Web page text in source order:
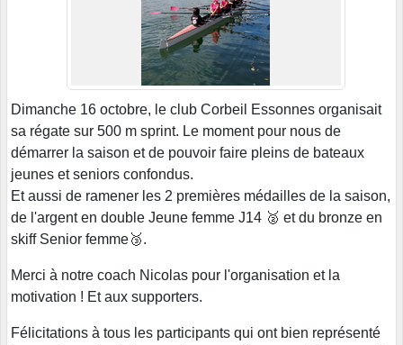
Dimanche 16 octobre, le club Corbeil Essonnes organisait
sa régate sur 500 m sprint. Le moment pour nous de
démarrer la saison et de pouvoir faire pleins de bateaux
jeunes et seniors confondus.
Et aussi de ramener les 2 premières médailles de la saison,
de l'argent en double Jeune femme J14 🥈 et du bronze en
skiff Senior femme🥉.
Merci à notre coach Nicolas pour l'organisation et la
motivation ! Et aux supporters.
Félicitations à tous les participants qui ont bien représenté